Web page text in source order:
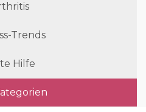
Trends
Hilfe